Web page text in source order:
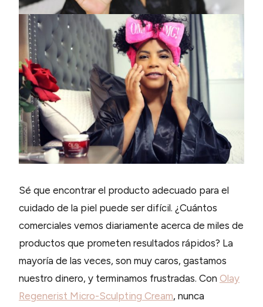
Sé que encontrar el producto adecuado para el
cuidado de la piel puede ser difícil. ¿Cuántos
comerciales vemos diariamente acerca de miles de
productos que prometen resultados rápidos? La
mayoría de las veces, son muy caros, gastamos
nuestro dinero, y terminamos frustradas. Con Olay
Regenerist Micro-Sculpting Cream, nunca